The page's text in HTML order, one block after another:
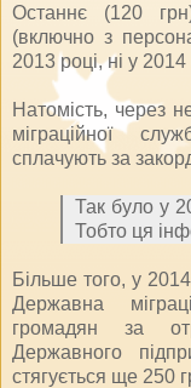
Останнє (120
(включно з
2013 році, ні у
Натомість, через
міграційної
сплачують за
Так було у
Тобто ця
Більше того, у
Державна
громадян за
Державного
стягується ще 250